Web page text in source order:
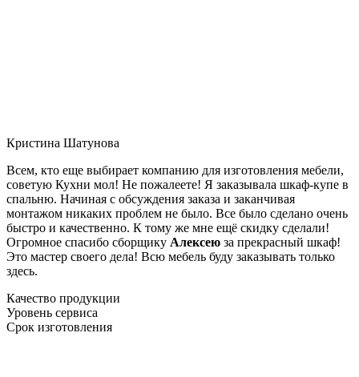
Кристина Шатунова
Всем, кто еще выбирает компанию для изготовления мебели,
советую Кухни мол! Не пожалеете! Я заказывала шкаф-купе в
спальню. Начиная с обсуждения заказа и заканчивая
монтажом никаких проблем не было. Все было сделано очень
быстро и качественно. К тому же мне ещё скидку сделали!
Огромное спасибо сборщику Алексею за прекрасный шкаф!
Это мастер своего дела! Всю мебель буду заказывать только
здесь.
Качество продукции
Уровень сервиса
Срок изготовления